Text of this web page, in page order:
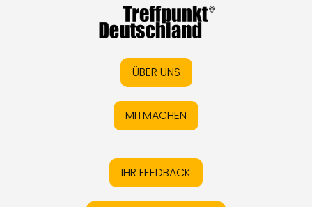
ÜBER UNS
MITMACHEN
IHR FEEDBACK